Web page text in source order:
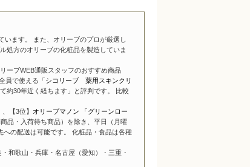
ます。 また、オリーブのプロが厳選し
処方のオリーブの化粧品を製造していま
ーブWEB通販スタッフのおすすめ商品
員で使える「シコリーブ 薬用スキンクリ
約30年近く経ちます」と評判です。 比較
、【3位】
オリーブマノン 「グリーンロー
品・入荷待ち商品）を除き、平日（月曜
の配送は可能です。 化粧品・食品は各種
和歌山・兵庫・名古屋（愛知）・三重・